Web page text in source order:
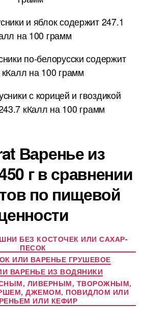
и яблок содержит 247.1
на 100 грамм
по-белорусски содержит
на 100 грамм
с корицей и гвоздикой
кКалл на 100 грамм
Варенье из
г в сравнении
по пищевой
БЕЗ КОСТОЧЕК ИЛИ САХАР-
ПЕСОК
ИЛИ ВАРЕНЬЕ ГРУШЕВОЕ
ВАРЕНЬЕ ИЗ ВОДЯНИКИ
ЛИВЕРНЫМ, ТВОРОЖНЫМ,
ДЖЕМОМ, ПОВИДЛОМ ИЛИ
ИЛИ КЕФИР